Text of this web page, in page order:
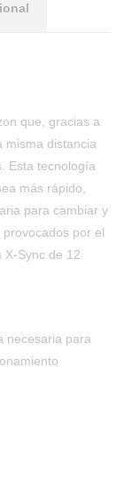
que, gracias a
misma distancia
Esta tecnología
más rápido,
para cambiar y
por el
X-Sync de 12
necesaria para